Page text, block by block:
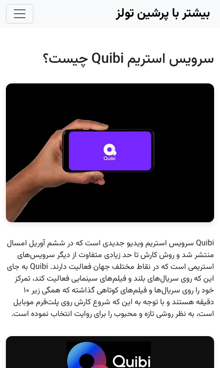
Skip to main content
بیشتر با پرشین تولز
سرویس استریم Quibi چیست؟
Quibi سرویس استریم ویدیو جدیدی است که در ششم آوریل امسال
منتشر شد و روش کارش تا حد زیادی متفاوت از دیگر سرویس‌های
استریمی است که در نقاط مختلف جهان فعالیت دارند. Quibi به جای
این که روی سریال‌های بلند و فیلم‌های سینمایی فعالیت کند، تمرکز
خود را روی سریال‌ها و فیلم‌های کوتاهی گذاشته که همگی زیر ۱۰
دقیقه هستند و با توجه به این که شروع کارش روی پلت‌فرم موبایل
است، به نظر روشی تازه و محبوب را برای روایت انتخاب نموده است.